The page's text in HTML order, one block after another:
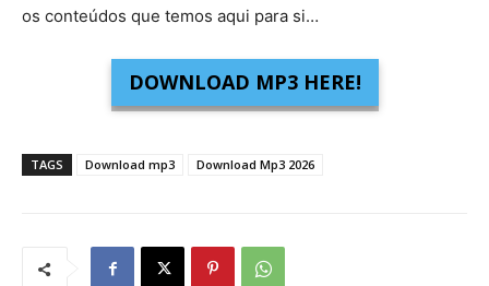
os conteúdos que temos aqui para si…
DOWNLOAD MP3 HERE!
TAGS Download mp3 Download Mp3 2026